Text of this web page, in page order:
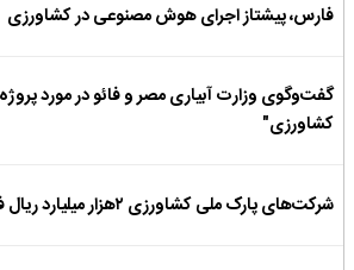
فارس، پیشتاز اجرای هوش مصنوعی در کشاورزی
گفت‌وگوی وزارت آبیاری مصر و فائو در مورد
کشاورزی"
شرکت‌های پارک ملی کشاورزی ۲هزار میلیارد ریال فروش داشته‌اند